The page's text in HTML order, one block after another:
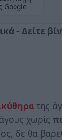
Google
- Δείτε
της
χωρίς
δε θα